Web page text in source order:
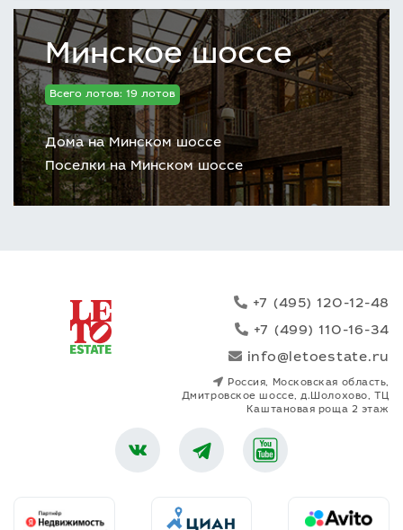
Минское шоссе
Всего лотов: 19 лотов
Дома на Минском шоссе
Поселки на Минском шоссе
+7 (495) 120-12-48
+7 (499) 110-16-34
info@letoestate.ru
Россия, Московская область,
Дмитровское шоссе, д.Шолохово, ТЦ
Каштановая роща 2 этаж